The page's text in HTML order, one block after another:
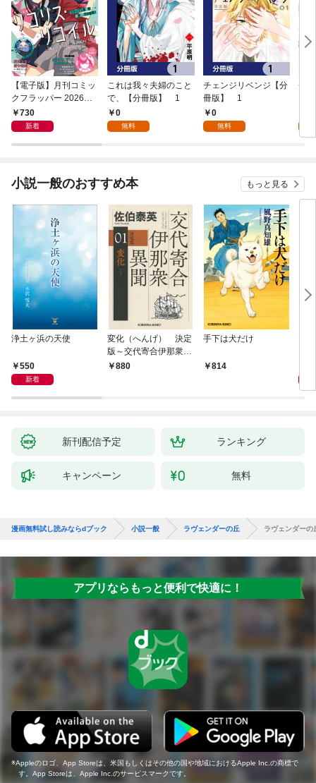
【電子版】月刊コミッ
クフラッパー 2026年9
月号730
新着
これは我々夫婦のこと
で、【分冊版】 1
0
無料
チェンジリベンジ【分
冊版】 1
0
無料
チ
小説一般のおすすめ本 もっと見る
浄土ヶ浜の天使
550
新着
変化（へんげ） 決定
版～交代寄合伊那衆異
聞（1）～
880
手下は犬だけ
814
新刊配信予定 ランキング
キャンペーン 無料
漫画無料試し読みならdブック 小説一般 ラヴェンダーの丘 ラヴェンダーの
アプリならもっと便利で快適に！
Appleのロゴ、App Storeは、米国もしくはその他の国や地域におけるApple Inc.の商標で
す。App Storeは、Apple Inc.のサービスマークです。